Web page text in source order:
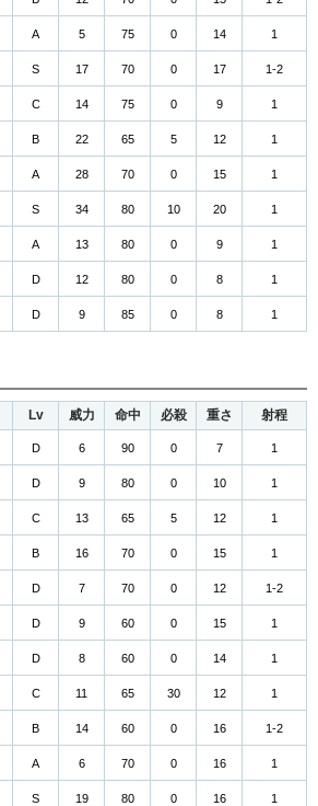
A 5 75 0 14 1
S 17 70 0 17 1-2
C 14 75 0 9 1
B 22 65 5 12 1
A 28 70 0 15 1
S 34 80 10 20 1
A 13 80 0 9 1
D 12 80 0 8 1
D 9 85 0 8 1
Lv 威力 命中 必殺 重さ 射程
D 6 90 0 7 1
D 9 80 0 10 1
C 13 65 5 12 1
B 16 70 0 15 1
D 7 70 0 12 1-2
D 9 60 0 15 1
D 8 60 0 14 1
C 11 65 30 12 1
B 14 60 0 16 1-2
A 6 70 0 16 1
S 19 80 0 16 1